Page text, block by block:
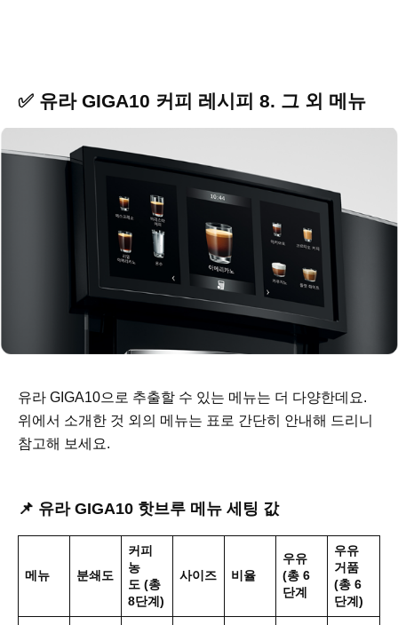
✅ 유라 GIGA10 커피 레시피 8. 그 외 메뉴
유라 GIGA10으로 추출할 수 있는 메뉴는 더 다양한데요.
위에서 소개한 것 외의 메뉴는 표로 간단히 안내해 드리니
참고해 보세요.
📌 유라 GIGA10 핫브루 메뉴 세팅 값
메뉴 분쇄도
커피
농
도 (총
8단계)
사이즈 비율
우유
(총 6
단계
우유
거품
(총 6
단계)